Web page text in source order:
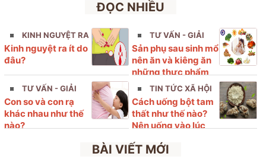
ĐỌC NHIỀU
KINH NGUYỆT RA
ÍT
Kinh nguyệt ra ít do
đâu?
TƯ VẤN - GIẢI
ĐÁP
Sản phụ sau sinh mổ
nên ăn và kiêng ăn
những thực phẩm
nào?
TƯ VẤN - GIẢI
ĐÁP
Con so và con rạ
khác nhau như thế
nào?
TIN TỨC XÃ HỘI
Cách uống bột tam
thất như thế nào?
Nên uống vào lúc
BÀI VIẾT MỚI